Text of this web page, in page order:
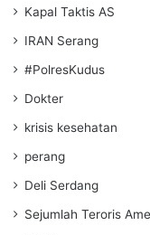
Kapal Taktis AS
IRAN Serang
#PolresKudus
Dokter
krisis kesehatan
perang
Deli Serdang
Sejumlah Teroris